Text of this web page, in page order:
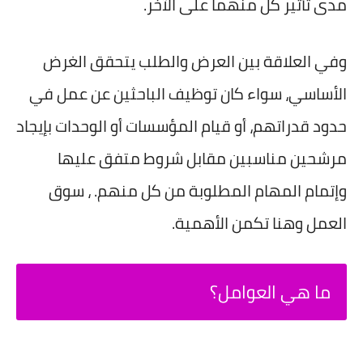
وفي العلاقة بين العرض والطلب يتحقق الغرض
الأساسي، سواء كان توظيف الباحثين عن عمل في
حدود قدراتهم، أو قيام المؤسسات أو الوحدات بإيجاد
مرشحين مناسبين مقابل شروط متفق عليها
وإتمام المهام المطلوبة من كل منهم. ، سوق
العمل وهنا تكمن الأهمية.
ما هي العوامل؟